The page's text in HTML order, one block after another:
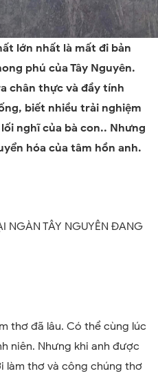
lớn nhất là mất đi bản
phú của Tây Nguyên.
chân thực và đầy tính
biết nhiều trải nghiệm
nghĩ của bà con.. Nhưng
hóa của tâm hồn anh.
NGÀN TÂY NGUYÊN ĐANG
thơ đã lâu. Có thể cùng lúc
niên. Nhưng khi anh được
làm thơ và công chúng thơ